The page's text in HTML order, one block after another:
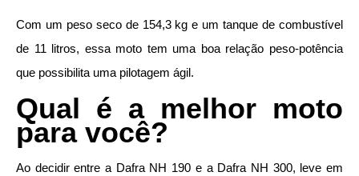
Com um peso seco de 154,3 kg e um tanque de combustível
de 11 litros, essa moto tem uma boa relação peso-potência
que possibilita uma pilotagem ágil.
Qual é a melhor moto
para você?
Ao decidir entre a Dafra NH 190 e a Dafra NH 300, leve em